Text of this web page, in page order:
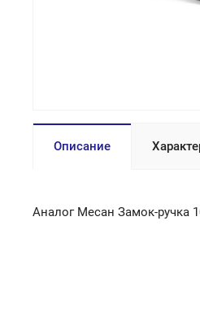
Описание
Аналог Месан Замок-ручка